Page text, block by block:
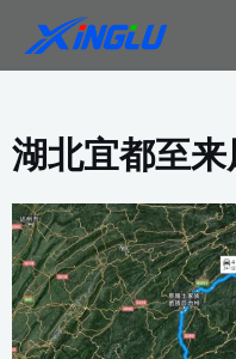
内
湖北宜都至